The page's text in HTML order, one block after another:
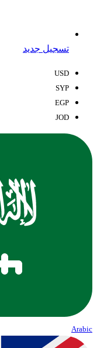
تسجيل جديد
USD
SYP
EGP
JOD
Arabic